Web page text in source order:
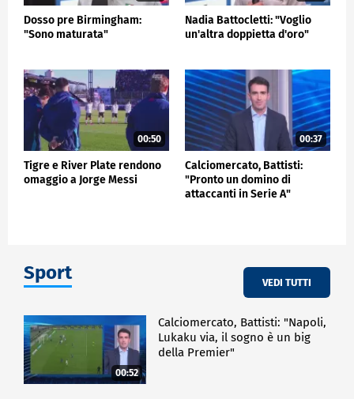
Dosso pre Birmingham:
"Sono maturata"
Nadia Battocletti: "Voglio
un'altra doppietta d'oro"
00:50
Tigre e River Plate rendono
omaggio a Jorge Messi
00:37
Calciomercato, Battisti:
"Pronto un domino di
attaccanti in Serie A"
Sport VEDI TUTTI
00:52
Calciomercato, Battisti: "Napoli,
Lukaku via, il sogno è un big
della Premier"